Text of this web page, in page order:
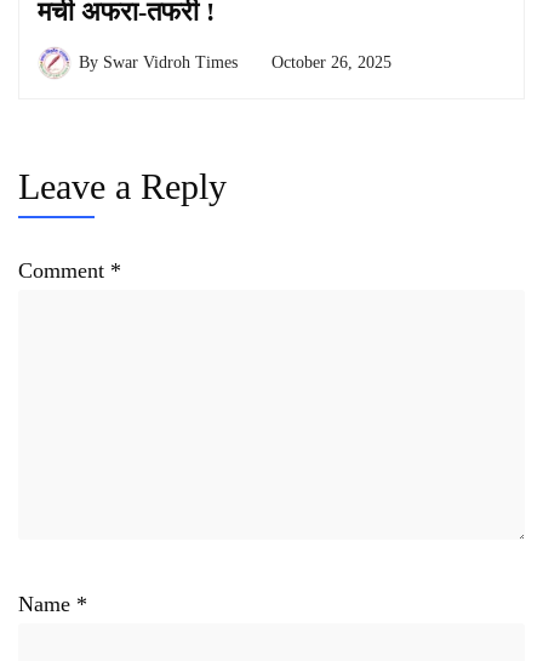
मची अफरा-तफरी !
By Swar Vidroh Times October 26, 2025
Leave a Reply
Comment *
Name *